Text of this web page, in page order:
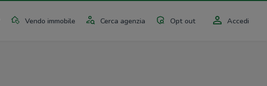
Vendo immobile Cerca agenzia Opt out Accedi